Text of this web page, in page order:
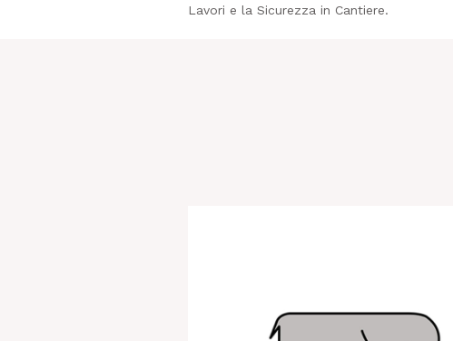
Lavori e la Sicurezza in Cantiere.